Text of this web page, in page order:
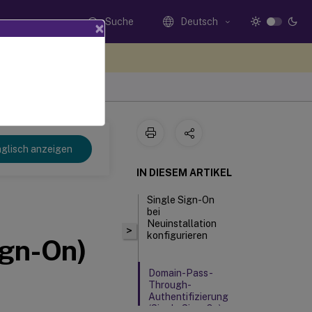
Suche Deutsch
anzeigen
On)
>
IN DIESEM ARTIKEL
Single Sign-On
bei
Neuinstallation
konfigurieren
Domain-Pass-
Through-
Authentifizierung
(Single Sign-On)
×